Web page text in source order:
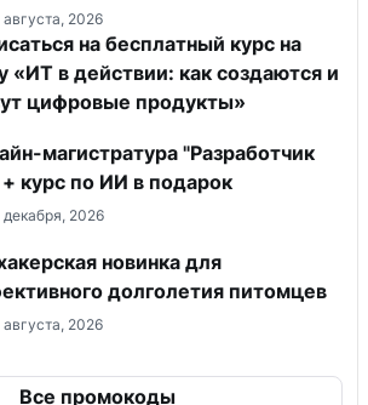
2026
на бесплатный курс на
«ИТ в действии: как создаются и
цифровые продукты»
магистратура "Разработчик
курс по ИИ в подарок
2026
новинка для
долголетия питомцев
2026
Все промокоды